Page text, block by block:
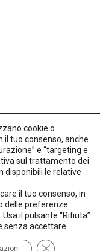
cookie o
il tuo consenso, anche
e “targeting e
sul trattamento dei
disponibili le relative
il tuo consenso, in
delle preferenze.
il pulsante “Rifiuta”
accettare.
Close GDPR